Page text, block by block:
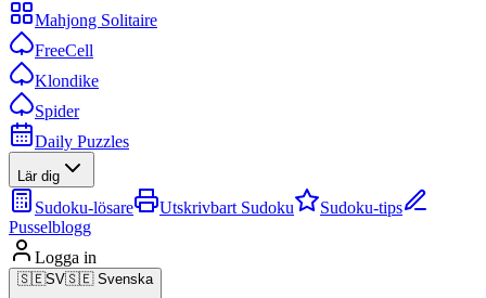
Mahjong Solitaire
FreeCell
Klondike
Spider
Daily Puzzles
Lär dig
Sudoku-lösare Utskrivbart Sudoku
Sudoku-tips
Pusselblogg
Logga in
🇸🇪SV🇸🇪 Svenska